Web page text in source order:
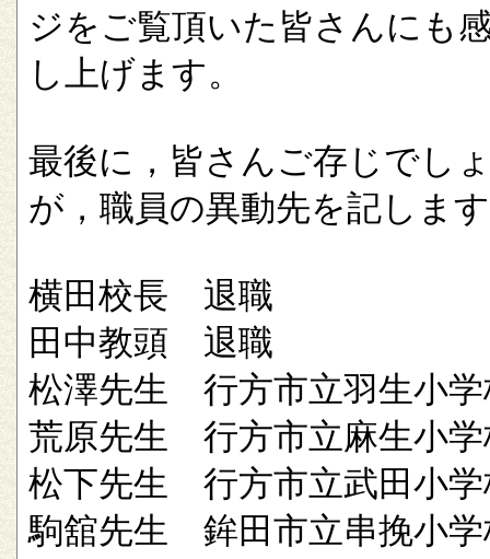
ジをご覧頂いた皆さんにも
し上げます。
最後に，皆さんご存じでし
が，職員の異動先を記しま
横田校長 退職
田中教頭 退職
松澤先生 行方市立羽生小学
荒原先生 行方市立麻生小学
松下先生 行方市立武田小学
駒舘先生 鉾田市立串挽小学